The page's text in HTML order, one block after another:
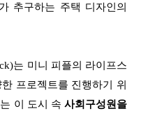
추구하는 주택 디자인의
는 미니 피플의 라이프스
프로젝트를 진행하기 위
이 도시 속 사회구성원을